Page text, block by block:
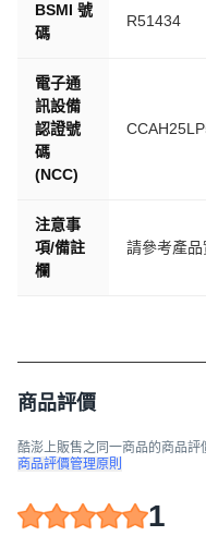
BSMI 號
碼
R51434
電子通
訊設備
認證號
碼
(NCC)
注意事
項/備註
欄
請參考產
商品評價
酷澎上販售之同一商品的商品評
商品評價管理原則
1